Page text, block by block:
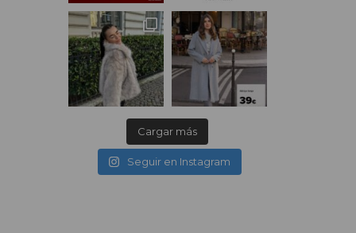
Cargar más
Seguir en Instagram